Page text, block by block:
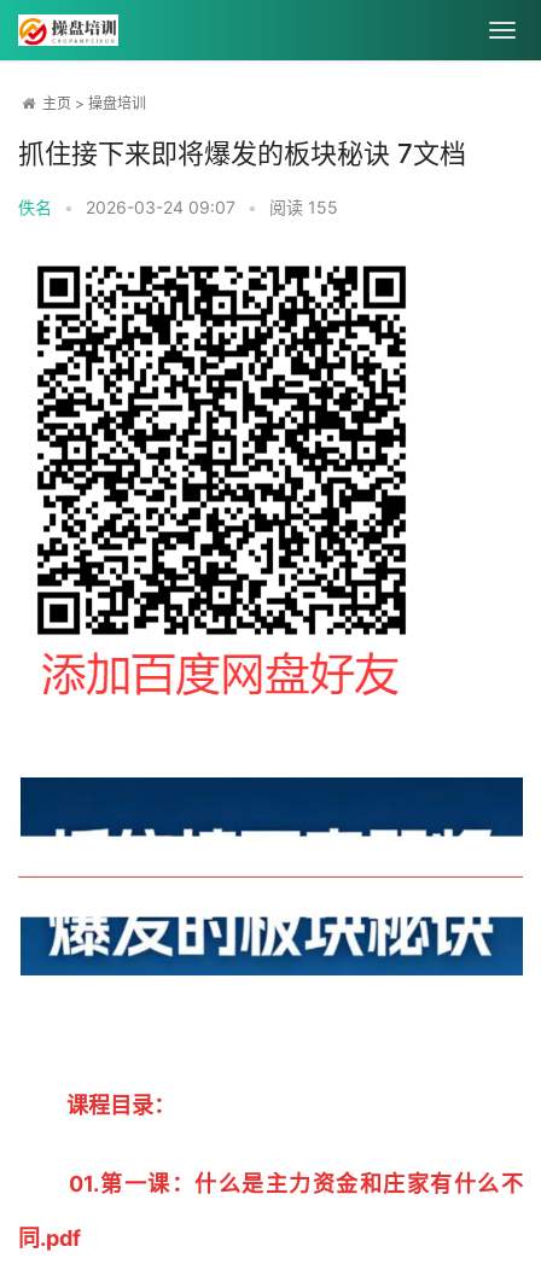
主页 > 操盘培训
抓住接下来即将爆发的板块秘诀 7文档
佚名 • 2026-03-24 09:07 • 阅读 155
课程目录：
01.第一课：什么是主力资金和庄家有什么不
同.pdf